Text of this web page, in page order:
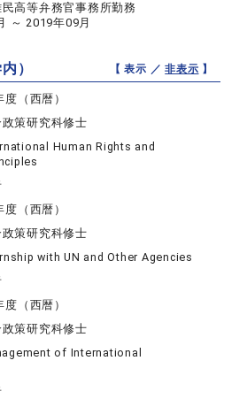
民高等弁務官事務所勤務
～ 2019年09月
） 【 表示 ／非表示 】
（西暦）
策研究科修士
Human Rights and
（西暦）
策研究科修士
with UN and Other Agencies
（西暦）
策研究科修士
of International